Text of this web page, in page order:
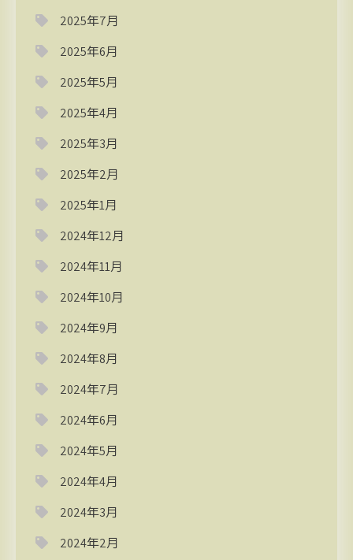
2025年7月
2025年6月
2025年5月
2025年4月
2025年3月
2025年2月
2025年1月
2024年12月
2024年11月
2024年10月
2024年9月
2024年8月
2024年7月
2024年6月
2024年5月
2024年4月
2024年3月
2024年2月